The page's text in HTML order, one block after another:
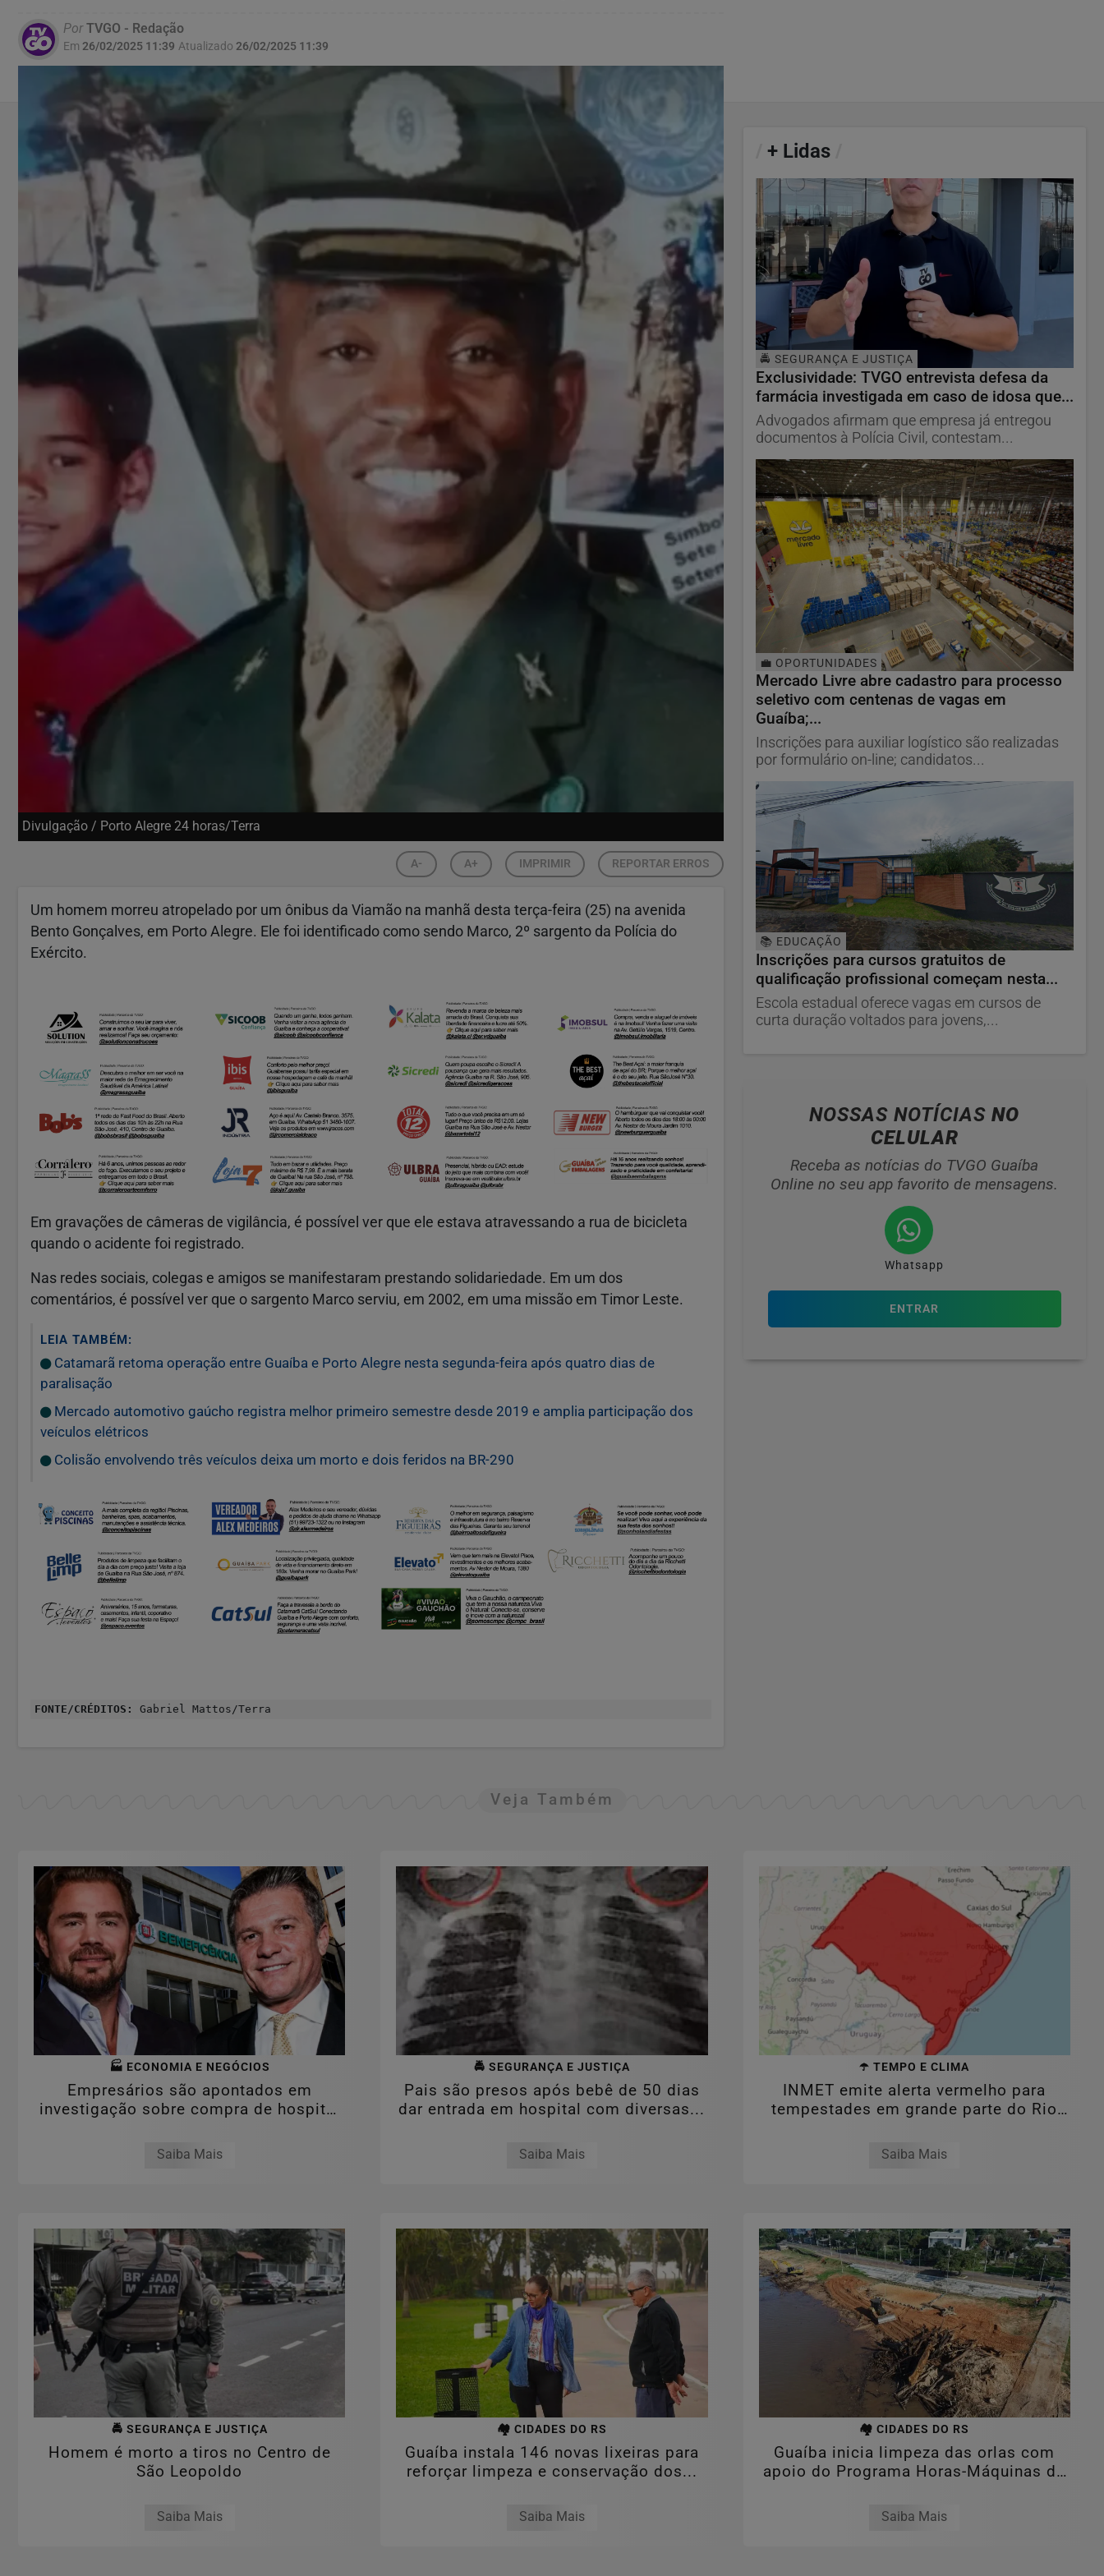
PorTVGO - Redação
Em 26/02/2025 11:39 Atualizado 26/02/2025 11:39
Divulgação / Porto Alegre 24 horas/Terra
A- A+ IMPRIMIR REPORTAR ERROS
Um homem morreu atropelado por um ônibus da Viamão na manhã desta terça-feira (25) na avenida
Bento Gonçalves, em Porto Alegre. Ele foi identificado como sendo Marco, 2º sargento da Polícia do
Exército.
Em gravações de câmeras de vigilância, é possível ver que ele estava atravessando a rua de bicicleta
quando o acidente foi registrado.
Nas redes sociais, colegas e amigos se manifestaram prestando solidariedade. Em um dos
comentários, é possível ver que o sargento Marco serviu, em 2002, em uma missão em Timor Leste.
LEIA TAMBÉM:
Catamarã retoma operação entre Guaíba e Porto Alegre nesta segunda-feira após quatro dias de
paralisação
Mercado automotivo gaúcho registra melhor primeiro semestre desde 2019 e amplia participação dos
veículos elétricos
Colisão envolvendo três veículos deixa um morto e dois feridos na BR-290
FONTE/CRÉDITOS: Gabriel Mattos/Terra
+ Lidas
🚔 SEGURANÇA E JUSTIÇA
Exclusividade: TVGO entrevista defesa da
farmácia investigada em caso de idosa que...
Advogados afirmam que empresa já entregou
documentos à Polícia Civil, contestam...
💼 OPORTUNIDADES
Mercado Livre abre cadastro para processo
seletivo com centenas de vagas em
Guaíba;...
Inscrições para auxiliar logístico são realizadas
por formulário on-line; candidatos...
📚 EDUCAÇÃO
Inscrições para cursos gratuitos de
qualificação profissional começam nesta...
Escola estadual oferece vagas em cursos de
curta duração voltados para jovens,...
NOSSAS NOTÍCIASNO
CELULAR
Receba as notícias do TVGO Guaíba
Online no seu app favorito de mensagens.
Whatsapp
ENTRAR
Veja Também
🏭 ECONOMIA E NEGÓCIOS
Empresários são apontados em
investigação sobre compra de hospital
Saiba Mais
🚔 SEGURANÇA E JUSTIÇA
Pais são presos após bebê de 50 dias
dar entrada em hospital com diversas...
Saiba Mais
☂️ TEMPO E CLIMA
INMET emite alerta vermelho para
tempestades em grande parte do Rio
Saiba Mais
🚔 SEGURANÇA E JUSTIÇA
Homem é morto a tiros no Centro de
São Leopoldo
Saiba Mais
🏘️ CIDADES DO RS
Guaíba instala 146 novas lixeiras para
reforçar limpeza e conservação dos...
Saiba Mais
🏘️ CIDADES DO RS
Guaíba inicia limpeza das orlas com
apoio do Programa Horas-Máquinas do
Saiba Mais